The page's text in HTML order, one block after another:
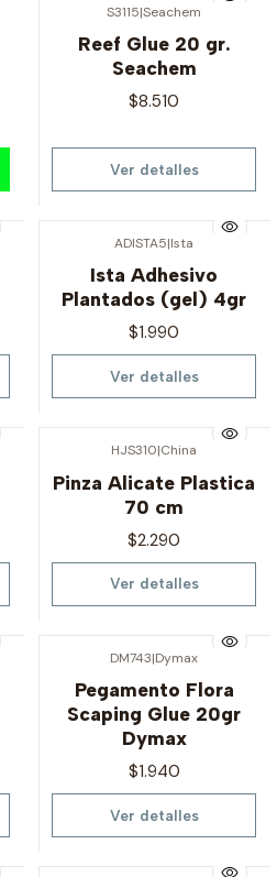
S3115|Seachem
Reef Glue 20 gr.
Seachem
$8.510
Ver detalles
ADISTA5|Ista
Ista Adhesivo
Plantados (gel) 4gr
$1.990
Ver detalles
HJS310|China
Pinza Alicate Plastica
70 cm
$2.290
Ver detalles
DM743|Dymax
Pegamento Flora
Scaping Glue 20gr
Dymax
$1.940
Ver detalles